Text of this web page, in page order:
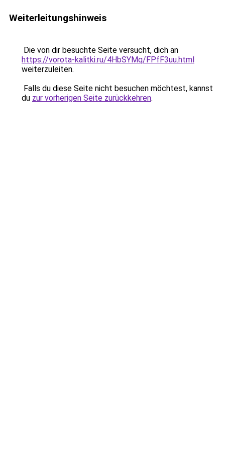
Weiterleitungshinweis
Die von dir besuchte Seite versucht, dich an
https://vorota-kalitki.ru/4HbSYMq/FPfF3uu.html
weiterzuleiten.
Falls du diese Seite nicht besuchen möchtest, kannst
du zur vorherigen Seite zurückkehren.